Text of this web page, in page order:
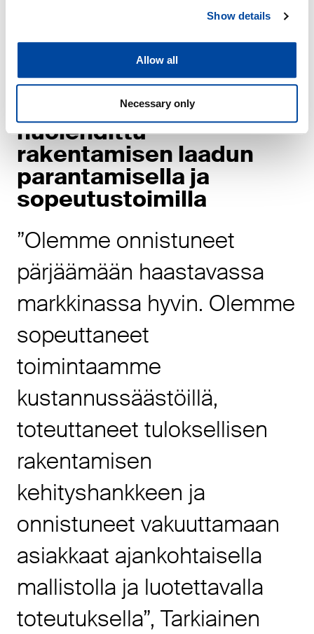
Show details
Allow all
Necessary only
enemmistön DENin
osakkeista.
Kannattavuudesta
huolehdittu
rakentamisen laadun
parantamisella ja
sopeutustoimilla
”Olemme onnistuneet
pärjäämään haastavassa
markkinassa hyvin. Olemme
sopeuttaneet
toimintaamme
kustannussäästöillä,
toteuttaneet tuloksellisen
rakentamisen
kehityshankkeen ja
onnistuneet vakuuttamaan
asiakkaat ajankohtaisella
mallistolla ja luotettavalla
toteutuksella”, Tarkiainen